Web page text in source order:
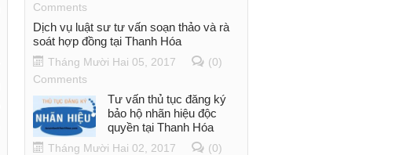
Comments
Dịch vụ luật sư tư vấn soạn thảo và rà
soát hợp đồng tại Thanh Hóa
Tháng Mười Hai 05, 2017
(0)
Comments
Tư vấn thủ tục đăng ký
bảo hộ nhãn hiệu độc
quyền tại Thanh Hóa
Tháng Mười Hai 02, 2017
(0)